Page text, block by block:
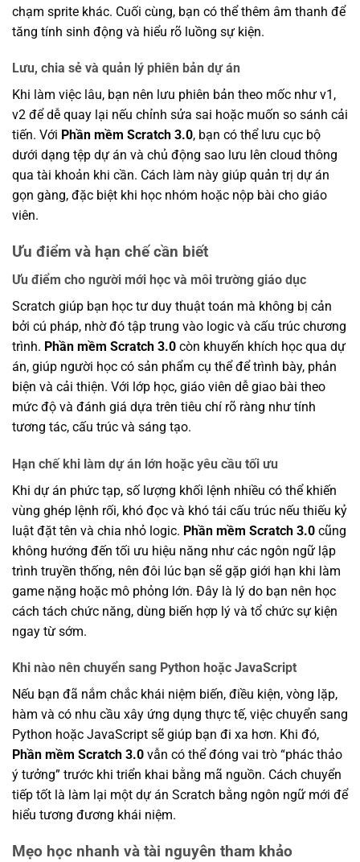
chạm sprite khác. Cuối cùng, bạn có thể thêm âm thanh để
tăng tính sinh động và hiểu rõ luồng sự kiện.
Lưu, chia sẻ và quản lý phiên bản dự án
Khi làm việc lâu, bạn nên lưu phiên bản theo mốc như v1,
v2 để dễ quay lại nếu chỉnh sửa sai hoặc muốn so sánh cải
tiến. Với Phần mềm Scratch 3.0, bạn có thể lưu cục bộ
dưới dạng tệp dự án và chủ động sao lưu lên cloud thông
qua tài khoản khi cần. Cách làm này giúp quản trị dự án
gọn gàng, đặc biệt khi học nhóm hoặc nộp bài cho giáo
viên.
Ưu điểm và hạn chế cần biết
Ưu điểm cho người mới học và môi trường giáo dục
Scratch giúp bạn học tư duy thuật toán mà không bị cản
bởi cú pháp, nhờ đó tập trung vào logic và cấu trúc chương
trình. Phần mềm Scratch 3.0 còn khuyến khích học qua dự
án, giúp người học có sản phẩm cụ thể để trình bày, phản
biện và cải thiện. Với lớp học, giáo viên dễ giao bài theo
mức độ và đánh giá dựa trên tiêu chí rõ ràng như tính
tương tác, cấu trúc và sáng tạo.
Hạn chế khi làm dự án lớn hoặc yêu cầu tối ưu
Khi dự án phức tạp, số lượng khối lệnh nhiều có thể khiến
vùng ghép lệnh rối, khó đọc và khó tái cấu trúc nếu thiếu kỷ
luật đặt tên và chia nhỏ logic. Phần mềm Scratch 3.0 cũng
không hướng đến tối ưu hiệu năng như các ngôn ngữ lập
trình truyền thống, nên đôi lúc bạn sẽ gặp giới hạn khi làm
game nặng hoặc mô phỏng lớn. Đây là lý do bạn nên học
cách tách chức năng, dùng biến hợp lý và tổ chức sự kiện
ngay từ sớm.
Khi nào nên chuyển sang Python hoặc JavaScript
Nếu bạn đã nắm chắc khái niệm biến, điều kiện, vòng lặp,
hàm và có nhu cầu xây ứng dụng thực tế, việc chuyển sang
Python hoặc JavaScript sẽ giúp bạn đi xa hơn. Khi đó,
Phần mềm Scratch 3.0 vẫn có thể đóng vai trò “phác thảo
ý tưởng” trước khi triển khai bằng mã nguồn. Cách chuyển
tiếp tốt là làm lại một dự án Scratch bằng ngôn ngữ mới để
hiểu tương đương khái niệm.
Mẹo học nhanh và tài nguyên tham khảo